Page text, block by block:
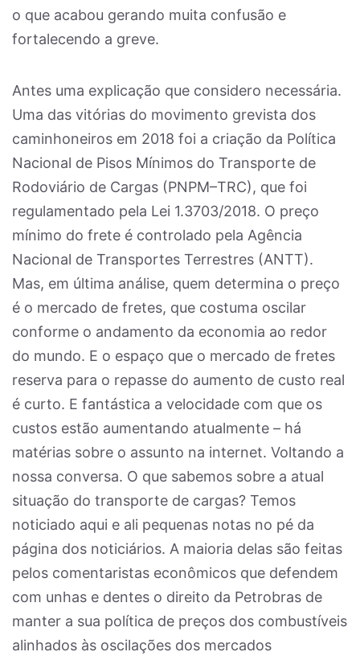
o que acabou gerando muita confusão e
fortalecendo a greve.
Antes uma explicação que considero necessária.
Uma das vitórias do movimento grevista dos
caminhoneiros em 2018 foi a criação da Política
Nacional de Pisos Mínimos do Transporte de
Rodoviário de Cargas (PNPM–TRC), que foi
regulamentado pela Lei 1.3703/2018. O preço
mínimo do frete é controlado pela Agência
Nacional de Transportes Terrestres (ANTT).
Mas, em última análise, quem determina o preço
é o mercado de fretes, que costuma oscilar
conforme o andamento da economia ao redor
do mundo. E o espaço que o mercado de fretes
reserva para o repasse do aumento de custo real
é curto. E fantástica a velocidade com que os
custos estão aumentando atualmente – há
matérias sobre o assunto na internet. Voltando a
nossa conversa. O que sabemos sobre a atual
situação do transporte de cargas? Temos
noticiado aqui e ali pequenas notas no pé da
página dos noticiários. A maioria delas são feitas
pelos comentaristas econômicos que defendem
com unhas e dentes o direito da Petrobras de
manter a sua política de preços dos combustíveis
alinhados às oscilações dos mercados